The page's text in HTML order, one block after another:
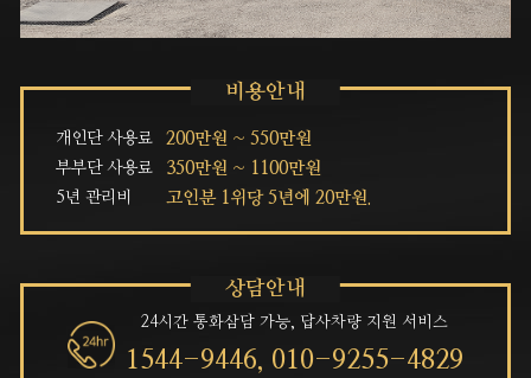
개인단 사용료 200만원 ~ 550만원
부부단 사용료 350만원 ~ 1100만원
5년 관리비 고인분 1위당 5년에 20만원.
24시간 통화삼담 가능, 답사차량 지원 서비스
1544-9446, 010-9255-4829